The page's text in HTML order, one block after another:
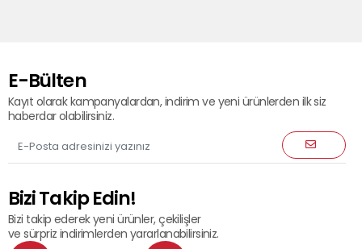
E-Bülten
Kayıt olarak kampanyalardan, indirim ve yeni ürünlerden ilk siz
haberdar olabilirsiniz.
Bizi Takip Edin!
Bizi takip ederek yeni ürünler, çekilişler
ve sürpriz indirimlerden yararlanabilirsiniz.